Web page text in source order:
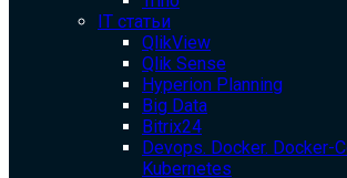
IT статьи
QlikView
Qlik Sense
Hyperion Planning
Big Data
Bitrix24
Devops. Docker. Docker-
Kubernetes